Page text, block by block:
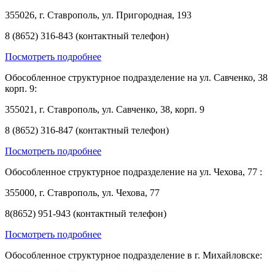
355026, г. Ставрополь, ул. Пригородная, 193
8 (8652) 316-843 (контактный телефон)
Посмотреть подробнее
Обособленное структурное подразделение на ул. Савченко, 38
корп. 9:
355021, г. Ставрополь, ул. Савченко, 38, корп. 9
8 (8652) 316-847 (контактный телефон)
Посмотреть подробнее
Обособленное структурное подразделение на ул. Чехова, 77 :
355000, г. Ставрополь, ул. Чехова, 77
8(8652) 951-943 (контактный телефон)
Посмотреть подробнее
Обособленное структурное подразделение в г. Михайловске: